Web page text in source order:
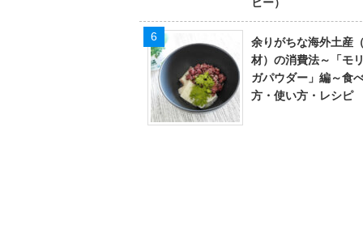
余りがちな海外土産
材）の消費法～「モ
ガパウダー」編～食
方・使い方・レシピ